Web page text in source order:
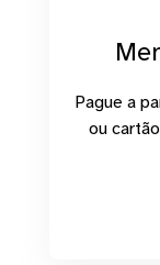
Pague a
ou